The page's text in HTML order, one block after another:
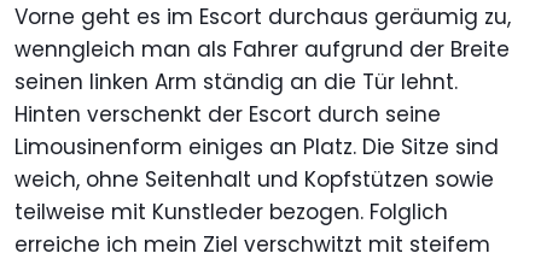
Vorne geht es im Escort durchaus geräumig zu,
wenngleich man als Fahrer aufgrund der Breite
seinen linken Arm ständig an die Tür lehnt.
Hinten verschenkt der Escort durch seine
Limousinenform einiges an Platz. Die Sitze sind
weich, ohne Seitenhalt und Kopfstützen sowie
teilweise mit Kunstleder bezogen. Folglich
erreiche ich mein Ziel verschwitzt mit steifem